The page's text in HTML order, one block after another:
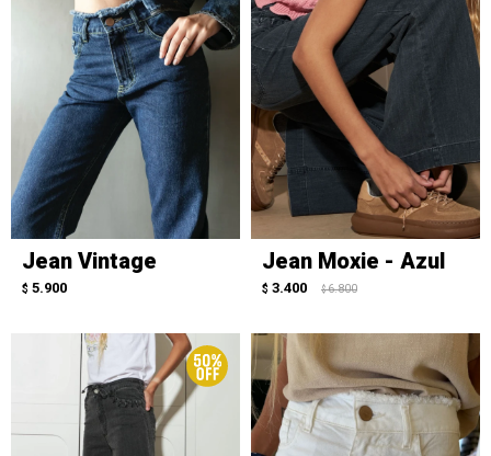
Jean Vintage
$ 5.900
Jean Moxie - Azul
$ 3.400 $ 6.800